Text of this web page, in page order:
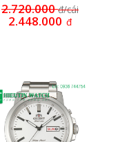
2.720.000đ/cái
2.448.000 đ